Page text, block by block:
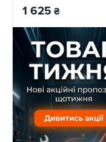
1 625 ₴